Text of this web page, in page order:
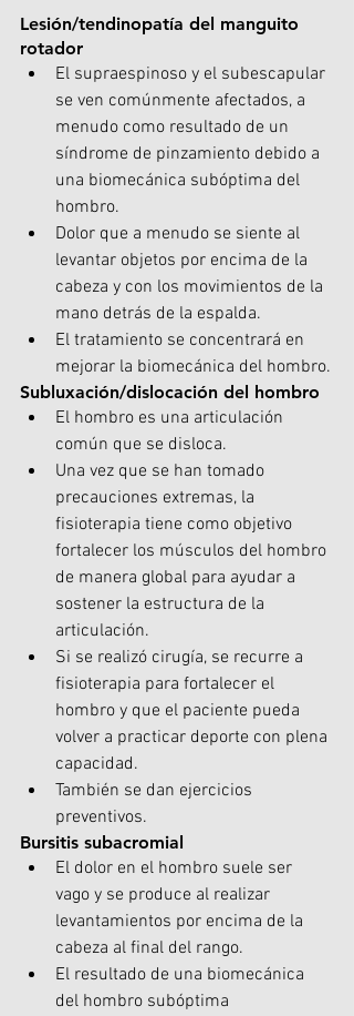
Lesión/tendinopatía del manguito
rotador
El supraespinoso y el subescapular
se ven comúnmente afectados, a
menudo como resultado de un
síndrome de pinzamiento debido a
una biomecánica subóptima del
hombro.
Dolor que a menudo se siente al
levantar objetos por encima de la
cabeza y con los movimientos de la
mano detrás de la espalda.
El tratamiento se concentrará en
mejorar la biomecánica del hombro.
Subluxación/dislocación del hombro
El hombro es una articulación
común que se disloca.
Una vez que se han tomado
precauciones extremas, la
fisioterapia tiene como objetivo
fortalecer los músculos del hombro
de manera global para ayudar a
sostener la estructura de la
articulación.
Si se realizó cirugía, se recurre a
fisioterapia para fortalecer el
hombro y que el paciente pueda
volver a practicar deporte con plena
capacidad.
También se dan ejercicios
preventivos.
Bursitis subacromial
El dolor en el hombro suele ser
vago y se produce al realizar
levantamientos por encima de la
cabeza al final del rango.
El resultado de una biomecánica
del hombro subóptima